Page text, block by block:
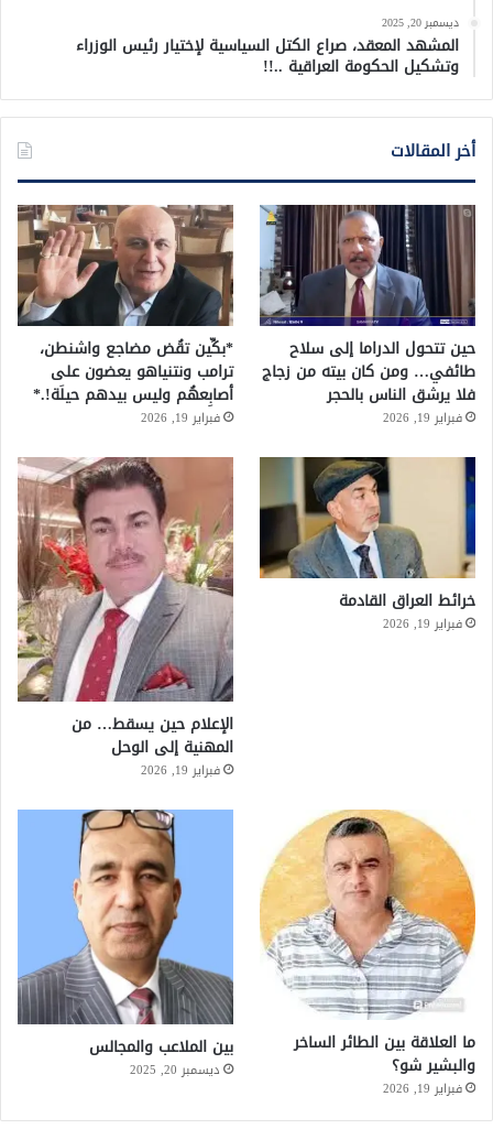
ديسمبر 20, 2025
المشهد المعقد، صراع الكتل السياسية لإختيار رئيس الوزراء
وتشكيل الحكومة العراقية ..!!
أخر المقالات
حين تتحول الدراما إلى سلاح
طائفي… ومن كان بيته من زجاج
فلا يرشق الناس بالحجر
فبراير 19, 2026
*بكِّين تقُض مضاجع واشنطن،
ترامب ونتنياهو يعضون على
أصابِعهُم وليس بيدهم حيلَة!.*
فبراير 19, 2026
خرائط العراق القادمة
فبراير 19, 2026
الإعلام حين يسقط… من
المهنية إلى الوحل
فبراير 19, 2026
ما العلاقة بين الطائر الساخر
والبشير شو؟
فبراير 19, 2026
بين الملاعب والمجالس
ديسمبر 20, 2025